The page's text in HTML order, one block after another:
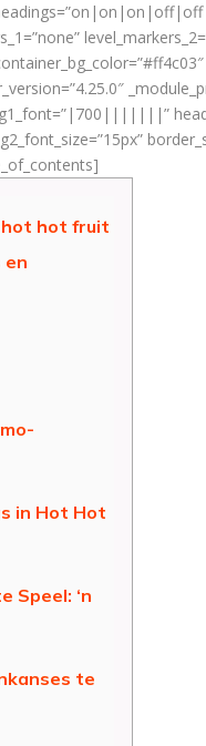
hot hot fruit
en
in Hot Hot
Speel: ‘n
te